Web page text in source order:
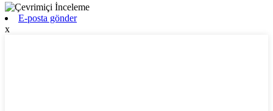
E-posta gönder
x